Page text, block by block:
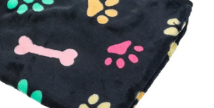
Next